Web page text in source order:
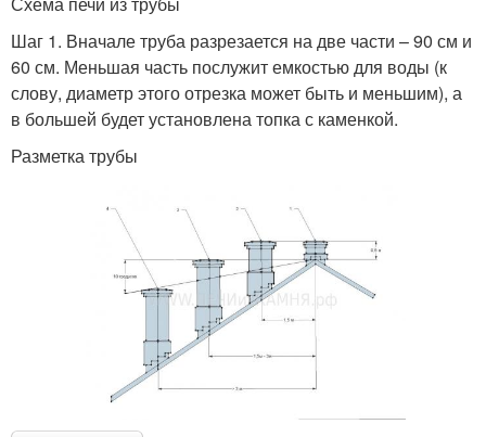
Шаг 1. Вначале труба разрезается на две части – 90 см и
60 см. Меньшая часть послужит емкостью для воды (к
слову, диаметр этого отрезка может быть и меньшим), а
в большей будет установлена топка с каменкой.
Разметка трубы